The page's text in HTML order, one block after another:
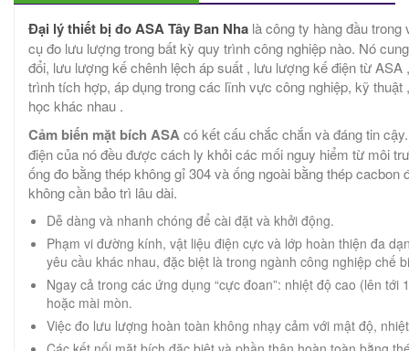
Đại lý thiết bị đo ASA Tây Ban Nha là công ty hàng đầu
cụ đo lưu lượng trong bất kỳ quy trình công nghiệp nào. Nó
đổi, lưu lượng kế chênh lệch áp suất , lưu lượng kế điện từ
trình tích hợp, áp dụng trong các lĩnh vực công nghiệp, kỹ
học khác nhau .
Cảm biến mặt bích ASAcó kết cấu chắc chắn và đáng tin
điện của nó đều được cách ly khỏi các mối nguy hiểm từ môi
ống đo bằng thép không gỉ 304 và ống ngoài bằng thép
không cần bảo trì lâu dài.
Dễ dàng và nhanh chóng để cài đặt và khởi động.
Phạm vi đường kính, vật liệu điện cực và lớp hoàn thiện đa
yêu cầu khác nhau, đặc biệt là trong ngành công nghiệp chế
Ngay cả trong các ứng dụng “cực đoan”: nhiệt độ cao (lên
hoặc mài mòn.
Việc đo lưu lượng hoàn toàn không nhạy cảm với mật độ,